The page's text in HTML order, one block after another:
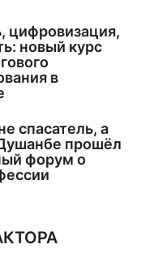
цифровизация,
новый курс
в
спасатель, а
прошёл
форум о